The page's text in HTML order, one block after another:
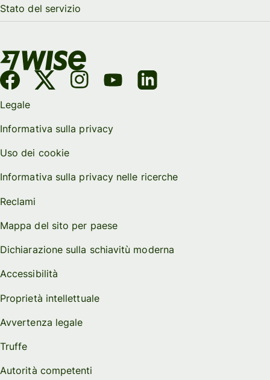
Stato del servizio
Legale
Informativa sulla privacy
Uso dei cookie
Informativa sulla privacy nelle ricerche
Reclami
Mappa del sito per paese
Dichiarazione sulla schiavitù moderna
Accessibilità
Proprietà intellettuale
Avvertenza legale
Truffe
Autorità competenti